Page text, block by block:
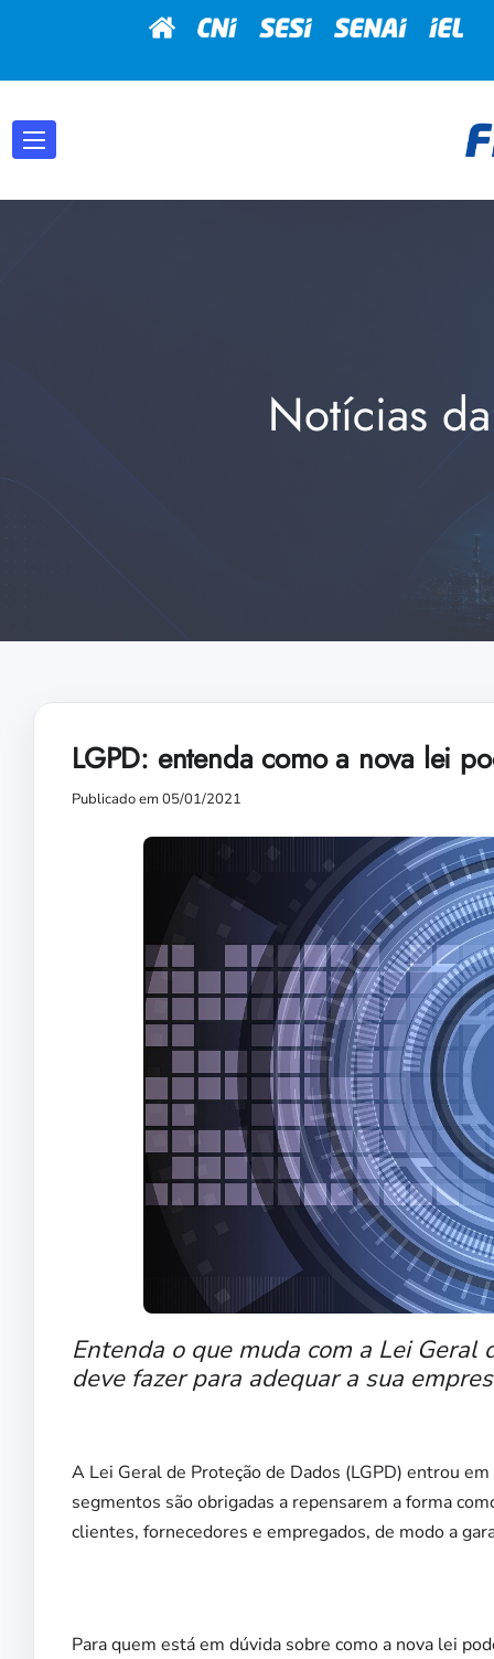
Notícias
LGPD: entenda como a nova lei
Publicado em 05/01/2021
Entenda o que muda com a Lei Geral
deve fazer para adequar a sua
A Lei Geral de Proteção de Dados (LGPD) entrou
segmentos são obrigadas a repensarem a forma
clientes, fornecedores e empregados, de modo a
Para quem está em dúvida sobre como a nova lei